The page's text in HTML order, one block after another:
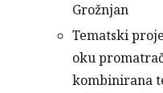
Grožnjan
Tematski
oku
kombinirana